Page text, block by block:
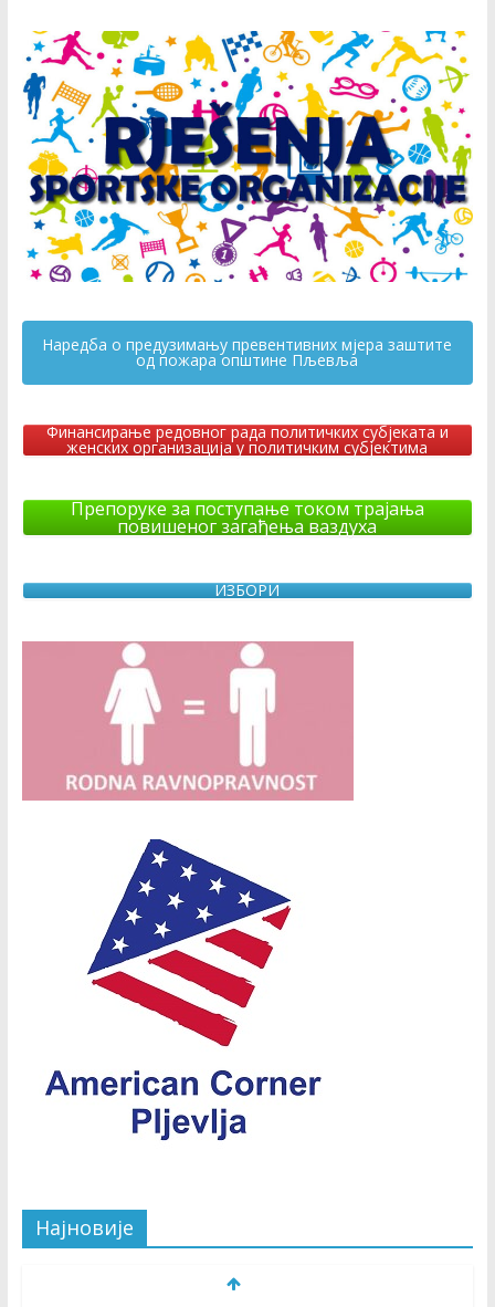
Наредба о предузимању превентивних мјера заштите
од пожара општине Пљевља
Финансирање редовног рада политичких субјеката и
женских организација у политичким субјектима
Препоруке за поступање током трајања
повишеног загађења ваздуха
ИЗБОРИ
Најновије